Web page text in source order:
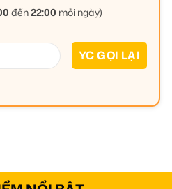
đến22:00 mỗi ngày)